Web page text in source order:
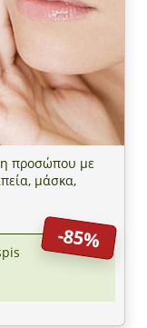
προσώπου με
μάσκα,
-85%